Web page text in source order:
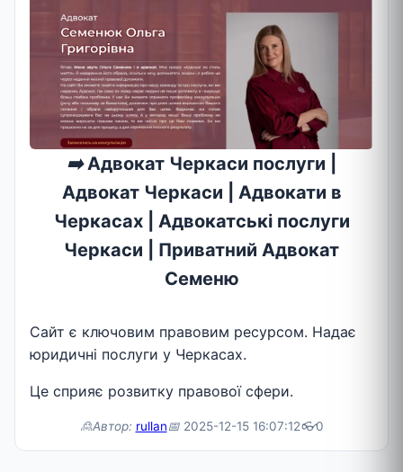
➡️Адвокат Черкаси послуги |
Адвокат Черкаси | Адвокати в
Черкасах | Адвокатські послуги
Черкаси | Приватний Адвокат
Семеню
Сайт є ключовим правовим ресурсом. Надає
юридичні послуги у Черкасах.
Це сприяє розвитку правової сфери.
🙎Автор: rullan📅2025-12-15 16:07:12👓0